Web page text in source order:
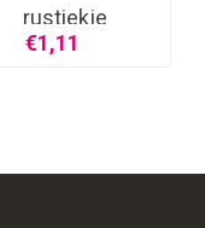
rustiekje
€1,11